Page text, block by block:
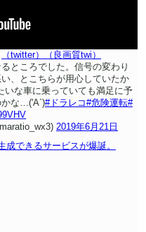
（twitter）
（良画質twi）
ところでした。 信号の変わり
、とこちらが用心していたか
いな車に乗っていても満足に予
かな…('A`)#ドラレコ#危険運転#
2019年6月21日
できるサービスが爆誕。